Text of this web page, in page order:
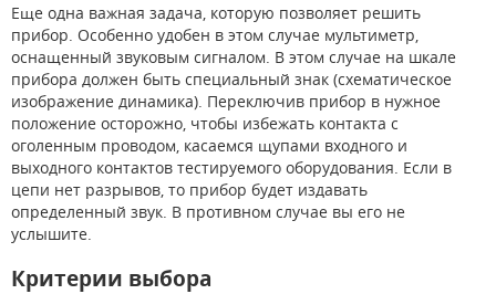
Еще одна важная задача, которую позволяет решить
прибор. Особенно удобен в этом случае мультиметр,
оснащенный звуковым сигналом. В этом случае на шкале
прибора должен быть специальный знак (схематическое
изображение динамика). Переключив прибор в нужное
положение осторожно, чтобы избежать контакта с
оголенным проводом, касаемся щупами входного и
выходного контактов тестируемого оборудования. Если в
цепи нет разрывов, то прибор будет издавать
определенный звук. В противном случае вы его не
услышите.
Критерии выбора